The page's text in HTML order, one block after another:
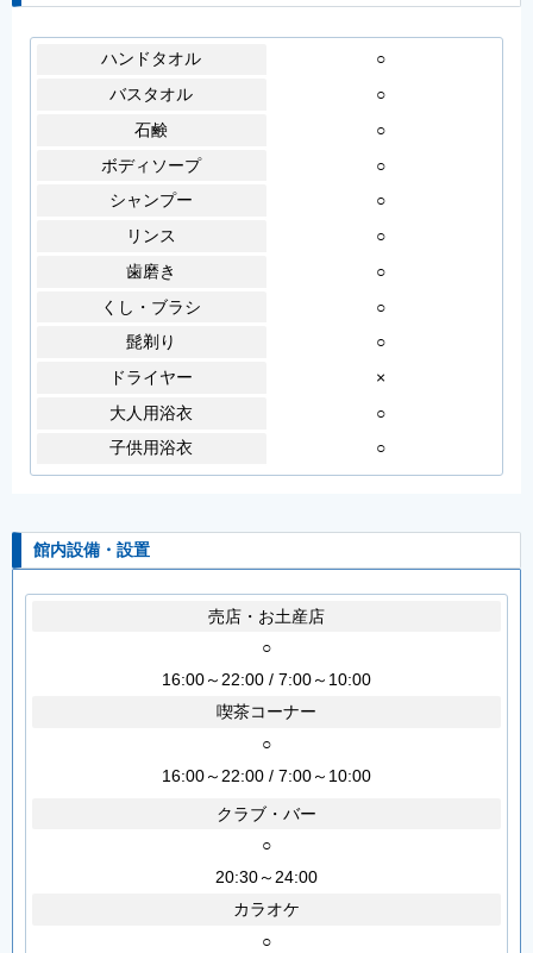
ハンドタオル
○
バスタオル
○
石鹸
○
ボディソープ
○
シャンプー
○
リンス
○
歯磨き
○
くし・ブラシ
○
髭剃り
○
ドライヤー
×
大人用浴衣
○
子供用浴衣
○
館内設備・設置
売店・お土産店
○
16:00～22:00 / 7:00～10:00
喫茶コーナー
○
16:00～22:00 / 7:00～10:00
クラブ・バー
○
20:30～24:00
カラオケ
○